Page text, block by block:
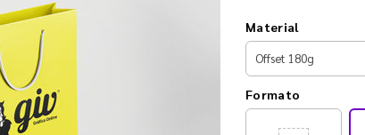
Material
Formato